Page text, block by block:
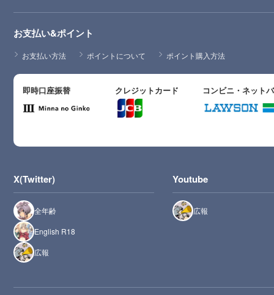
お支払い&ポイント
お支払い方法 ポイントについて ポイント購入方法
即時口座振替 クレジットカード コンビニ・ネット
X(Twitter)
全年齢
English R18
広報
Youtube
広報